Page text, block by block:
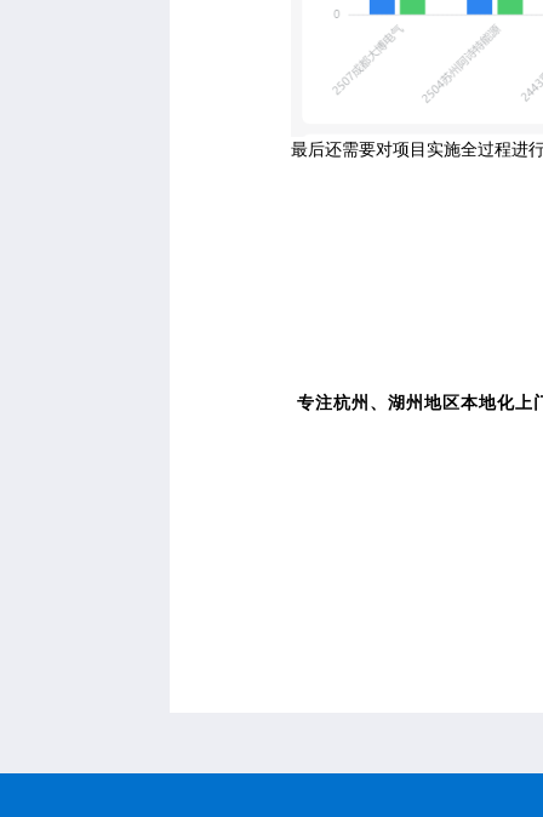
最后还需要对项目实施全过程进
专注杭州、湖州地区本地化